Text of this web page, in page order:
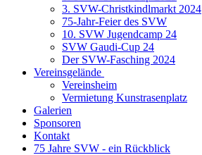
3. SVW-Christkindlmarkt 2024
75-Jahr-Feier des SVW
10. SVW Jugendcamp 24
SVW Gaudi-Cup 24
Der SVW-Fasching 2024
Vereinsgelände
Vereinsheim
Vermietung Kunstrasenplatz
Galerien
Sponsoren
Kontakt
75 Jahre SVW - ein Rückblick